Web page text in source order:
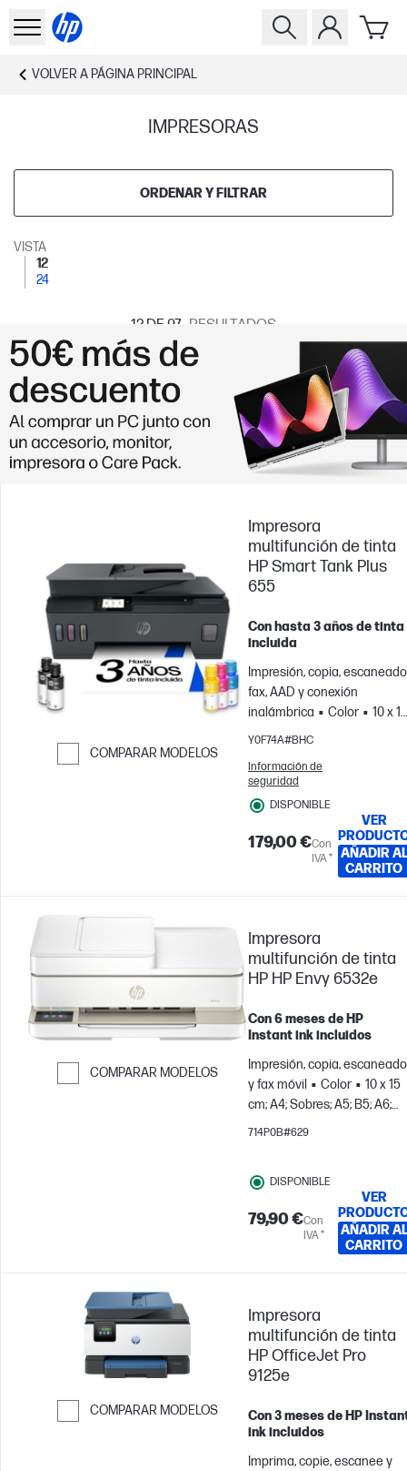
VOLVER A PÁGINA PRINCIPAL
IMPRESORAS
ORDENAR Y FILTRAR
VISTA
12
24
12 DE 97 RESULTADOS
COMPARAR MODELOS
Impresora
multifunción de tinta
HP Smart Tank Plus
655
Con hasta 3 años de tinta
incluida
Impresión, copia,
fax, AAD y conexión
inalámbrica
Color
10 x 15
cm; A4; Sobres
Imprime hasta 800 páginas
al mes
Y0F74A#BHC
Información de
seguridad
DISPONIBLE
179,00 €Con
IVA *
VER
AÑADIR AL
CARRITO
COMPARAR MODELOS
Impresora
multifunción de tinta
HP HP Envy 6532e
Con 6 meses de HP
Instant ink incluidos
Impresión, copia, escaneado
y fax móvil
Color
10 x 15
cm; A4; Sobres; A5; B5; A6;
DL; C6
Imprime hasta 100
714P0B#629
DISPONIBLE
79,90 €Con
IVA *
VER
AÑADIR AL
CARRITO
COMPARAR MODELOS
Impresora
multifunción de tinta
HP OfficeJet Pro
9125e
Con 3 meses de HP
ink incluidos
Imprima, copie, escanee y